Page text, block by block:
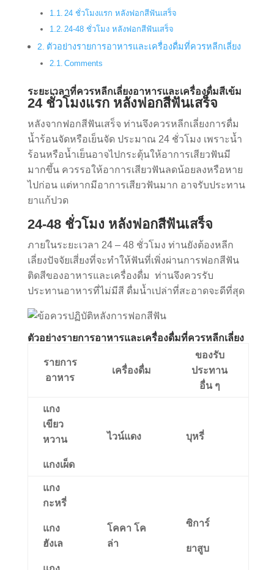
24 ชั่วโมงแรก หลังฟอกสีฟันเสร็จ
24-48 ชั่วโมง หลังฟอกสีฟันเสร็จ
ตัวอย่างรายการอาหารและเครื่องดื่มที่ควรหลีกเลี่ยง
Comments
ระยะเวลาที่ควรหลีกเลี่ยงอาหารและเครื่องดื่มสีเข้ม
24 ชั่วโมงแรก หลังฟอกสีฟันเสร็จ
หลังจากฟอกสีฟันเสร็จ ท่านจึงควรหลีกเลี่ยงการดื่ม
น้ำร้อนจัดหรือเย็นจัด ประมาณ 24 ชั่วโมง เพราะน้ำ
ร้อนหรือน้ำเย็นอาจไปกระตุ้นให้อาการเสียวฟันมี
มากขึ้น ควรรอให้อาการเสียวฟันลดน้อยลงหรือหาย
ไปก่อน แต่หากมีอาการเสียวฟันมาก อาจรับประทาน
ยาแก้ปวด
24-48 ชั่วโมง หลังฟอกสีฟันเสร็จ
ภายในระยะเวลา 24 – 48 ชั่วโมง ท่านยังต้องหลีก
เลี่ยงปัจจัยเสี่ยงที่จะทำให้ฟันที่เพิ่งผ่านการฟอกสีฟัน
ติดสีของอาหารและเครื่องดื่ม ท่านจึงควรรับ
ประทานอาหารที่ไม่มีสี ดื่มน้ำเปล่าที่สะอาดจะดีที่สุด
ตัวอย่างรายการอาหารและเครื่องดื่มที่ควรหลีกเลี่ยง
รายการ
อาหาร
เครื่องดื่ม
ของรับ
ประทาน
อื่น ๆ
แกง
เขียว
หวาน
แกงเผ็ด
ไวน์แดง บุหรี่
แกง
กะหรี่
แกง
ฮังเล
โคคา โค
ล่า
ซิการ์
ยาสูบ